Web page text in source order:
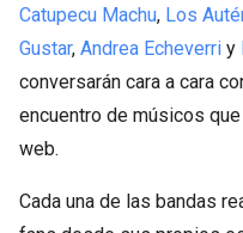
Catupecu Machu, Los
Gustar, Andrea Echeverri y
conversarán cara a cara
encuentro de músicos
web.
Cada una de las bandas